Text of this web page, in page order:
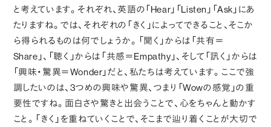
と考えています。それぞれ、英語の「Hear」「Listen」「Ask」にあ
たりますね。では、それぞれの「きく」によってできること、そこか
ら得られるものは何でしょうか。「聞く」からは「共有＝
Share」、「聴く」からは「共感＝Empathy」、そして「訊く」からは
「興味・驚異＝Wonder」だと、私たちは考えています。ここで強
調したいのは、3つめの興味や驚異、つまり「Wowの感覚」の重
要性ですね。面白さや驚きと出会うことで、心をちゃんと動かす
こと。「きく」を重ねていくことで、そこまで辿り着くことが大切で